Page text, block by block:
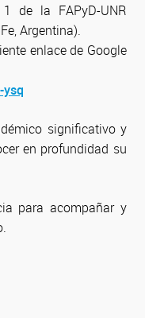
de la FAPyD-UNR
Argentina).
enlace de Google
significativo y
en profundidad su
para acompañar y
Twitter